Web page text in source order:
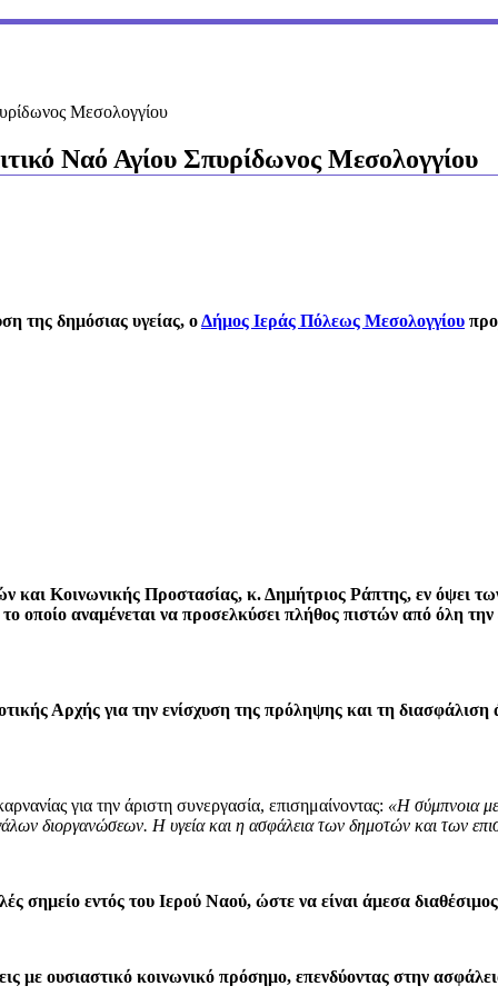
Μεσολογγίου
Ναό Αγίου Σπυρίδωνος Μεσολογγίου
της δημόσιας υγείας, οΔήμος Ιεράς Πόλεως Μεσολογγίου
και Κοινωνικής Προστασίας, κ. Δημήτριος Ράπτης, εν όψει
οποίο αναμένεται να προσελκύσει πλήθος πιστών από όλη
Αρχής για την ενίσχυση της πρόληψης και τη
για την άριστη συνεργασία, επισημαίνοντας: «Η σύμπνοια
διοργανώσεων. Η υγεία και η ασφάλεια των δημοτών και των
σημείο εντός του Ιερού Ναού, ώστε να είναι άμεσα
με ουσιαστικό κοινωνικό πρόσημο, επενδύοντας στην